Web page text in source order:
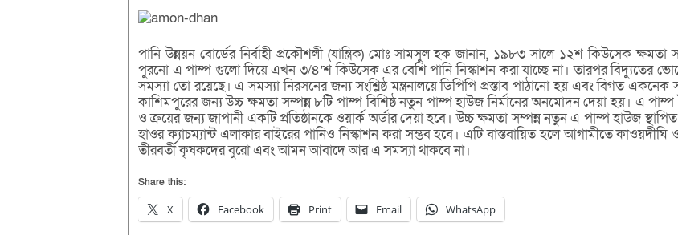
পানি উন্নয়ন বোর্ডের নির্বাহী প্রকৌশলী (যান্ত্রিক) মোঃ সামসুল হক জানান, ১৯৮৩ সালে ১২শ কিউসেক ক্ষমতা
পুরনো এ পাম্প গুলো দিয়ে এখন ৩/৪’শ কিউসেক এর বেশি পানি নিস্কাশন করা যাচ্ছে না। তারপর বিদ্যুতের
সমস্যা তো রয়েছে। এ সমস্যা নিরসনের জন্য সংশ্লিষ্ঠ মন্ত্রনালয়ে ডিপিপি প্রস্তাব পাঠানো হয় এবং বিগত একনেক
কাশিমপুরের জন্য উচ্চ ক্ষমতা সম্পন্ন ৮টি পাম্প বিশিষ্ঠ নতুন পাম্প হাউজ নির্মানের অনমোদন দেয়া হয়। এ পাম্প
ও ক্রয়ের জন্য জাপানী একটি প্রতিষ্ঠানকে ওয়ার্ক অর্ডার দেয়া হবে। উচ্চ ক্ষমতা সম্পন্ন নতুন এ পাম্প হাউজ
হাওর ক্যাচম্যান্ট এলাকার বাইরের পানিও নিস্কাশন করা সম্ভব হবে। এটি বাস্তবায়িত হলে আগামীতে
তীরবর্তী কৃষকদের বুরো এবং আমন আবাদে আর এ সমস্যা থাকবে না।
Share this:
X Facebook Print Email WhatsApp